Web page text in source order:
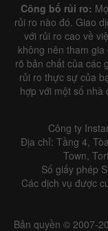
Công bố rủi ro:
rủi ro nào đó. Giao
với rủi ro cao về
không nên tham
rõ bản chất của các
rủi ro thực sự của
hợp với một số
Công ty
Địa chỉ: Tầng 4,
Town,
Số giấy phép
Các dịch vụ được
Bản quyền © 2007-